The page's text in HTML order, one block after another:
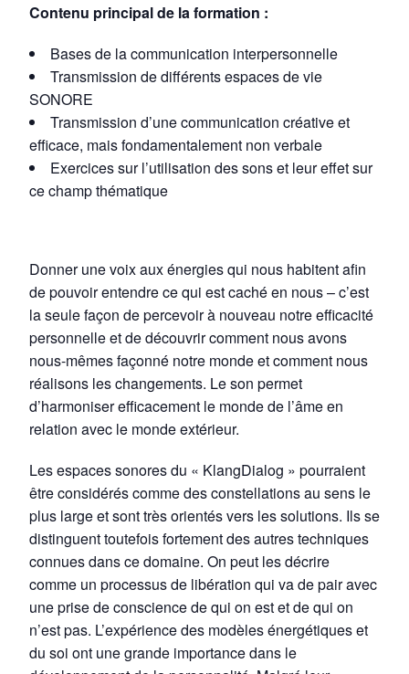
Contenu principal de la formation :
Bases de la communication interpersonnelle
Transmission de différents espaces de vie
SONORE
Transmission d’une communication créative et
efficace, mais fondamentalement non verbale
Exercices sur l’utilisation des sons et leur effet sur
ce champ thématique
Donner une voix aux énergies qui nous habitent afin
de pouvoir entendre ce qui est caché en nous – c’est
la seule façon de percevoir à nouveau notre efficacité
personnelle et de découvrir comment nous avons
nous-mêmes façonné notre monde et comment nous
réalisons les changements. Le son permet
d’harmoniser efficacement le monde de l’âme en
relation avec le monde extérieur.
Les espaces sonores du « KlangDialog » pourraient
être considérés comme des constellations au sens le
plus large et sont très orientés vers les solutions. Ils se
distinguent toutefois fortement des autres techniques
connues dans ce domaine. On peut les décrire
comme un processus de libération qui va de pair avec
une prise de conscience de qui on est et de qui on
n’est pas. L’expérience des modèles énergétiques et
du soi ont une grande importance dans le